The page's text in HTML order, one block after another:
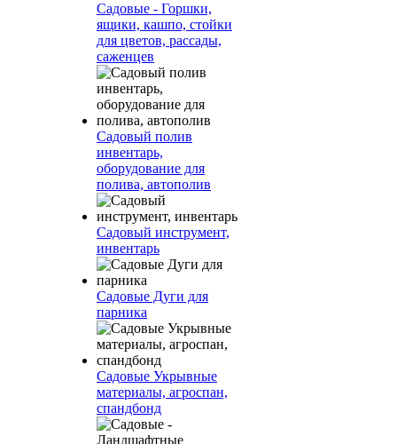
Садовые - Горшки,
ящики, кашпо, стойки
для цветов, рассады,
саженцев
Садовый полив
инвентарь,
оборудование для
полива, автополив
Садовый инструмент,
инвентарь
Садовые Дуги для
парника
Садовые Укрывные
материалы, агроспан,
спандбонд